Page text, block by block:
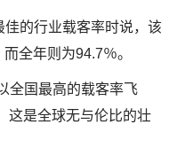
的行业载客率时说，该
全年则为94.7％。
全国最高的载客率飞
这是全球无与伦比的壮